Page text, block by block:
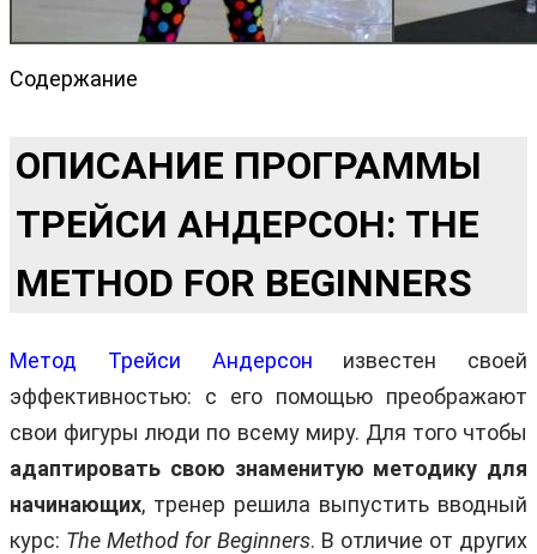
Содержание
ОПИСАНИЕ ПРОГРАММЫ
ТРЕЙСИ АНДЕРСОН: THE
METHOD FOR BEGINNERS
Метод Трейси Андерсон известен своей
эффективностью: с его помощью преображают
свои фигуры люди по всему миру. Для того чтобы
адаптировать свою знаменитую методику для
начинающих, тренер решила выпустить вводный
курс: The Method for Beginners. В отличие от других